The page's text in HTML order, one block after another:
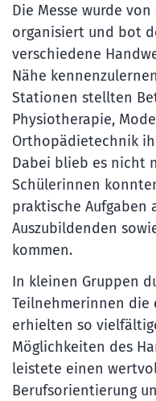
Die Messe wurde
organisiert und bot
verschiedene
Nähe
Stationen stellten
Physiotherapie,
Orthopädietechnik
Dabei blieb es nicht
Schülerinnen
praktische Aufgaben
Auszubildenden
kommen.
In kleinen Gruppen
Teilnehmerinnen die
erhielten so
Möglichkeiten des
leistete einen
Berufsorientierung